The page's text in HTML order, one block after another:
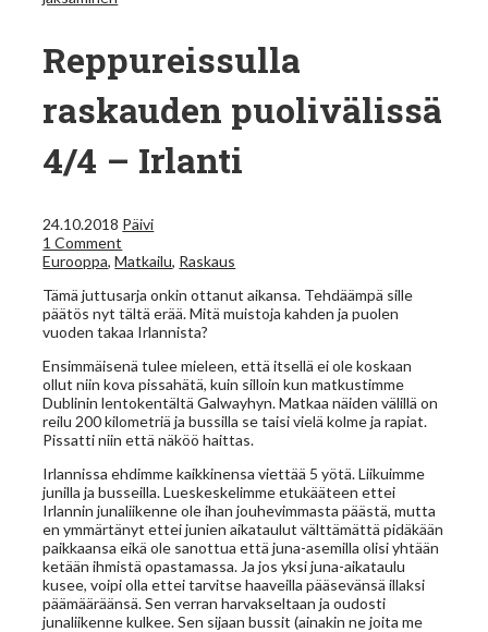
Reppureissulla
raskauden puolivälissä
4/4 – Irlanti
24.10.2018 Päivi
1 Comment
Eurooppa,Matkailu, Raskaus
Tämä juttusarja onkin ottanut aikansa. Tehdäämpä sille
päätös nyt tältä erää. Mitä muistoja kahden ja puolen
vuoden takaa Irlannista?
Ensimmäisenä tulee mieleen, että itsellä ei ole koskaan
ollut niin kova pissahätä, kuin silloin kun matkustimme
Dublinin lentokentältä Galwayhyn. Matkaa näiden välillä on
reilu 200 kilometriä ja bussilla se taisi vielä kolme ja rapiat.
Pissatti niin että näköö haittas.
Irlannissa ehdimme kaikkinensa viettää 5 yötä. Liikuimme
junilla ja busseilla. Lueskeskelimme etukääteen ettei
Irlannin junaliikenne ole ihan jouhevimmasta päästä, mutta
en ymmärtänyt ettei junien aikataulut välttämättä pidäkään
paikkaansa eikä ole sanottua että juna-asemilla olisi yhtään
ketään ihmistä opastamassa. Ja jos yksi juna-aikataulu
kusee, voipi olla ettei tarvitse haaveilla pääsevänsä illaksi
päämääräänsä. Sen verran harvakseltaan ja oudosti
junaliikenne kulkee. Sen sijaan bussit (ainakin ne joita me